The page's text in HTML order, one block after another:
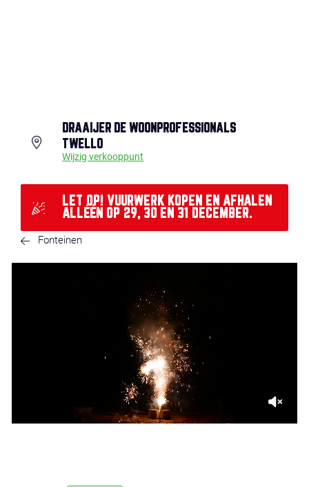
DRAAIJER DE WOONPROFESSIONALS
TWELLO
Wijzig verkooppunt
LET OP! VUURWERK KOPEN EN AFHALEN
ALLÉÉN OP 29, 30 EN 31 DECEMBER.
Fonteinen